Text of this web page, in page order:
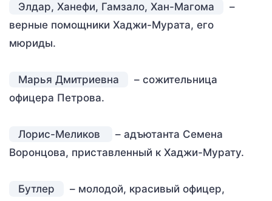
Элдар, Ханефи, Гамзало, Хан-Магома
–
верные помощники Хаджи-Мурата, его
мюриды.
Марья Дмитриевна
– сожительница
офицера Петрова.
Лорис-Меликов
– адъютанта Семена
Воронцова, приставленный к Хаджи-Мурату.
Бутлер
– молодой, красивый офицер,